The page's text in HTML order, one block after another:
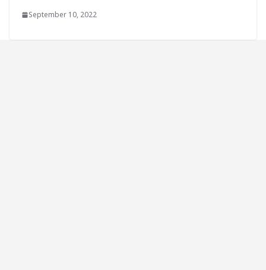
September 10, 2022